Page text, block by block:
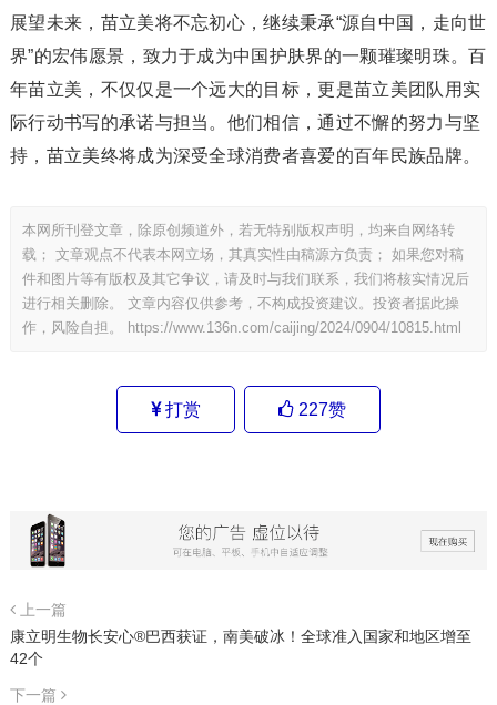
展望未来，苗立美将不忘初心，继续秉承“源自中国，走向世
界”的宏伟愿景，致力于成为中国护肤界的一颗璀璨明珠。百
年苗立美，不仅仅是一个远大的目标，更是苗立美团队用实
际行动书写的承诺与担当。他们相信，通过不懈的努力与坚
持，苗立美终将成为深受全球消费者喜爱的百年民族品牌。
本网所刊登文章，除原创频道外，若无特别版权声明，均来自网络转
载； 文章观点不代表本网立场，其真实性由稿源方负责； 如果您对稿
件和图片等有版权及其它争议，请及时与我们联系，我们将核实情况后
进行相关删除。 文章内容仅供参考，不构成投资建议。投资者据此操
作，风险自担。
https://www.136n.com/caijing/2024/0904/10815.html
打赏 227赞
上一篇
康立明生物长安心®巴西获证，南美破冰！全球准入国家和地区增至
42个
下一篇